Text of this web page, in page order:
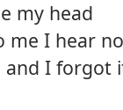
my head
me I hear
and I forgot